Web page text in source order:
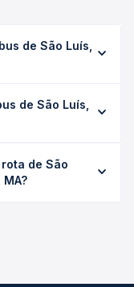
de São Luís,
variar conforme a
executivo ou
de São Luís,
R$ 117,00 e
o tipo de
de São